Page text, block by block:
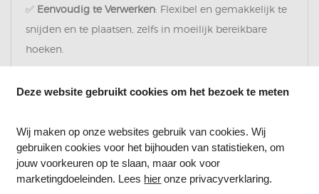
✅ Eenvoudig te Verwerken: Flexibel en gemakkelijk te
snijden en te plaatsen, zelfs in moeilijk bereikbare
hoeken.
✅
afdichten van naadverbindingen en het voorkomen
van waterinfiltratie in dakranden en gevels.
✅Afwerking van Constructies: Ideaal voor het
Deze website gebruikt cookies om het bezoek te meten
Wij maken op onze websites gebruik van cookies. Wij
gebruiken cookies voor het bijhouden van statistieken, om
jouw voorkeuren op te slaan, maar ook voor
marketingdoeleinden. Lees hier onze privacyverklaring.